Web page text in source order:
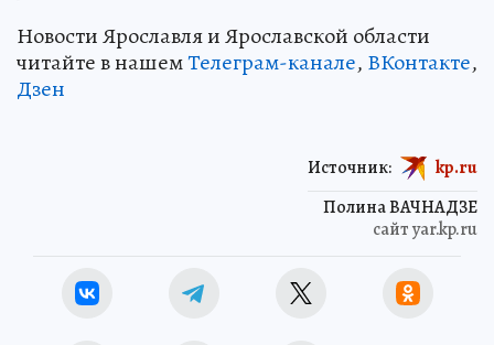
Новости Ярославля и Ярославской области
читайте в нашемТелеграм-канале, ВКонтакте,
Дзен
Полина ВАЧНАДЗЕ
сайт yar.kp.ru
Источник: kp.ru